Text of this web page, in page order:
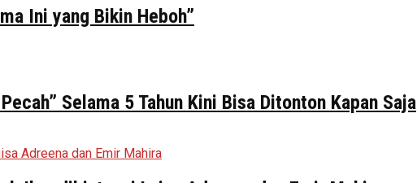
Ini yang Bikin Heboh”
Selama 5 Tahun Kini Bisa Ditonton Kapan Saja